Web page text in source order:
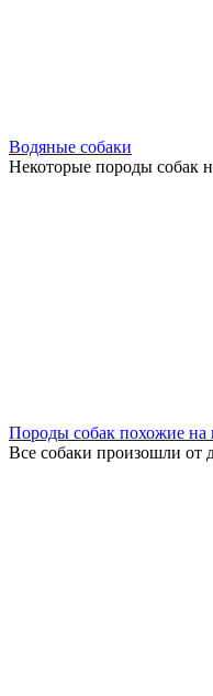
Водяные собаки
Некоторые породы собак
Породы собак похожие на
Все собаки произошли от